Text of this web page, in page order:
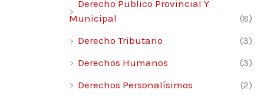
Derecho Publico Provincial Y
Municipal
(8)
Derecho Tributario
(3)
Derechos Humanos
(3)
Derechos Personalísimos
(2)